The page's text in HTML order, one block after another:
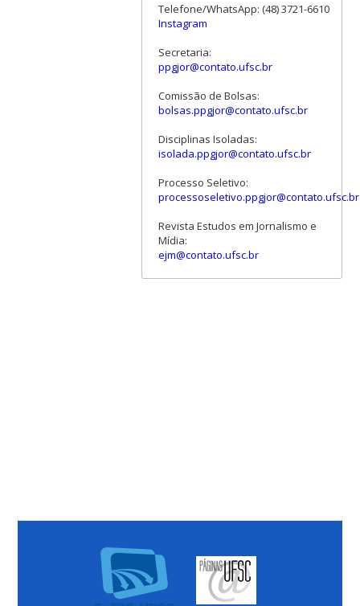
Telefone/WhatsApp: (48) 3721-6610
Instagram
Secretaria:
ppgjor@contato.ufsc.br
Comissão de Bolsas:
bolsas.ppgjor@contato.ufsc.br
Disciplinas Isoladas:
isolada.ppgjor@contato.ufsc.br
Processo Seletivo:
processoseletivo.ppgjor@contato.ufsc.br
Revista Estudos em Jornalismo e
Mídia:
ejm@contato.ufsc.br